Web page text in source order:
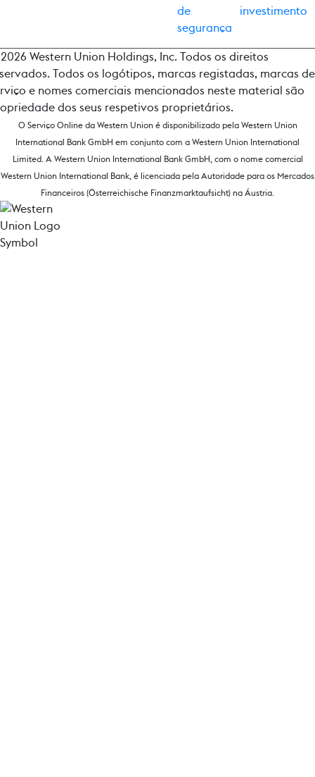
de
segurança
investimento
Western Union Holdings, Inc. Todos os direitos
Todos os logótipos, marcas registadas, marcas de
e nomes comerciais mencionados neste material são
dos seus respetivos proprietários.
O Serviço Online da Western Union é disponibilizado pela Western Union
International Bank GmbH em conjunto com a Western Union International
Limited. A Western Union International Bank GmbH, com o nome comercial
Western Union International Bank, é licenciada pela Autoridade para os Mercados
Financeiros (Österreichische Finanzmarktaufsicht) na Áustria.